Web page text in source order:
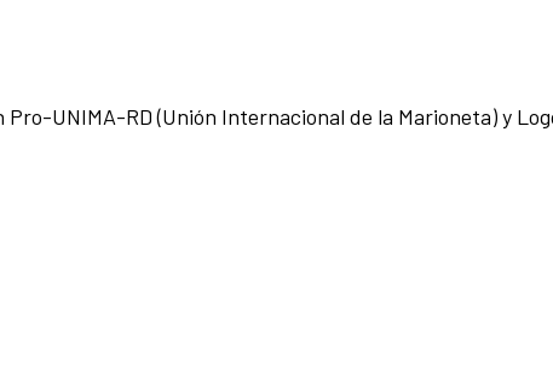
Pro-UNIMA-RD (Unión Internacional de la Marioneta) y